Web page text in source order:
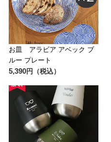
お皿 アラビア アベック ブ
ルー プレート
5,390円（税込）